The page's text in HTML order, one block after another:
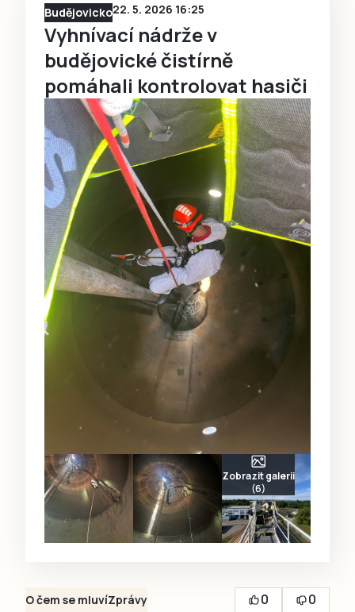
Budějovicko22. 5. 2026 16:25
Vyhnívací nádrže v
budějovické čistírně
pomáhali kontrolovat hasiči
Zobrazit galerii
(6)
O čem se mluvíZprávy 0
0